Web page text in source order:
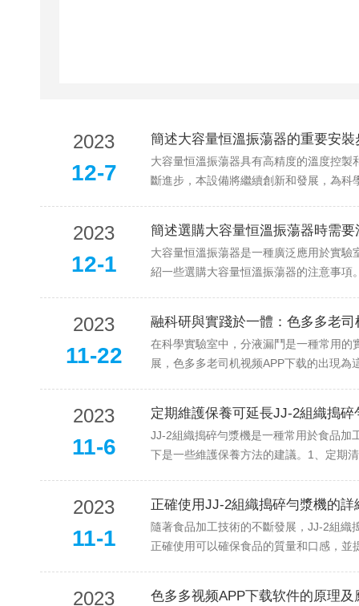
2023
12-7
簡述大容量恒溫振蕩器的重要安裝
大容量恒溫振蕩器具有高精度的溫度控製和穩
斷進步，本設備將繼續創新和發展，
2023
12-1
簡述選購大容量恒溫振蕩器時需要
大容量恒溫振蕩器是一種廣泛應用於實驗室
紹一些選購大容量恒溫振蕩器的注意事項
2023
11-22
融科研與實踐於一體：色多多
在科學實驗室中，分液漏鬥是一種常用的
展，色多多老司机视频APP下载的出現
2023
11-6
定期維護保養可延長JJ-2組織搗
JJ-2組織搗碎勻漿機是一種常用於食品加工
下是一些維護保養方法的建議。1、定期
2023
11-1
正確使用JJ-2組織搗碎勻漿機的詳
隨著食品加工技術的不斷發展，JJ-2組織
正確使用可以確保食品的質量和口感，並
2023 色多多视频APP下载软件的原理及